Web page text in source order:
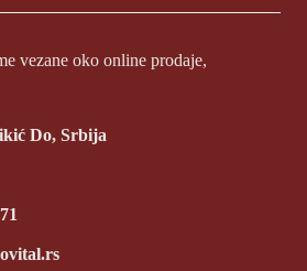
vezane oko online prodaje,
Do, Srbija